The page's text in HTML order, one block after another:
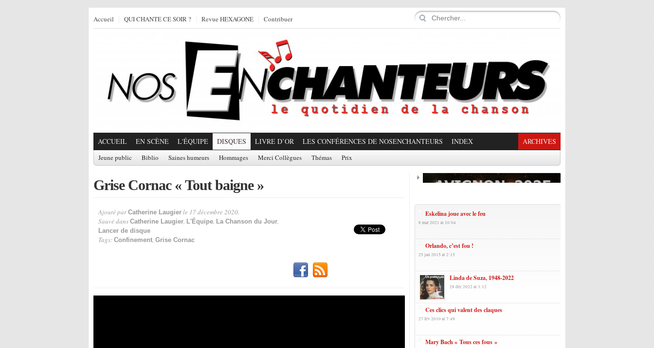
Accueil QUI CHANTE CE SOIR ? Revue HEXAGONE Contribuer
ACCUEIL EN SCÈNE L'ÉQUIPE DISQUES LIVRE D’OR LES CONFÉRENCES DE NOSENCHANTEURS INDEX ARCHIVES
Jeune public Biblio Saines humeurs Hommages Merci Collègues Thémas Prix
Grise Cornac « Tout baigne »
Ajouté par Catherine Laugier le 17 décembre 2020.
Sauvé dans Catherine Laugier, L'Équipe, La Chanson du Jour,
Lancer de disque
Tags: Confinement, Grise Cornac
Eskelina joue avec le feu
8 mar 2021 at 10:04
Orlando, c’est fou !
25 jan 2015 at 2:15
Linda de Suza, 1948-2022
28 déc 2022 at 3:12
Ces clics qui valent des claques
27 fév 2010 at 7:49
Mary Bach « Tous ces fous »